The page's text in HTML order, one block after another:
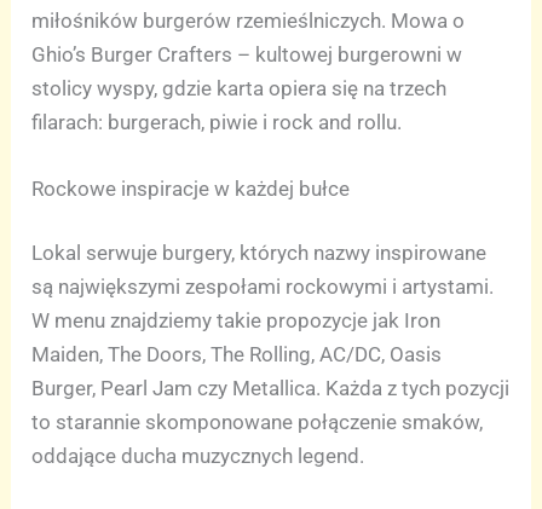
miłośników burgerów rzemieślniczych. Mowa o
Ghio’s Burger Crafters – kultowej burgerowni w
stolicy wyspy, gdzie karta opiera się na trzech
filarach: burgerach, piwie i rock and rollu.
Rockowe inspiracje w każdej bułce
Lokal serwuje burgery, których nazwy inspirowane
są największymi zespołami rockowymi i artystami.
W menu znajdziemy takie propozycje jak Iron
Maiden, The Doors, The Rolling, AC/DC, Oasis
Burger, Pearl Jam czy Metallica. Każda z tych pozycji
to starannie skomponowane połączenie smaków,
oddające ducha muzycznych legend.